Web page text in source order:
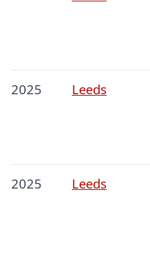
2025 Leeds
2025 Leeds